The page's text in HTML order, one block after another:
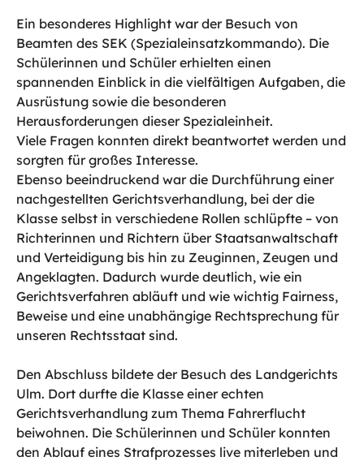
Ein besonderes Highlight war der Besuch von
Beamten des SEK (Spezialeinsatzkommando). Die
Schülerinnen und Schüler erhielten einen
spannenden Einblick in die vielfältigen Aufgaben, die
Ausrüstung sowie die besonderen
Herausforderungen dieser Spezialeinheit.
Viele Fragen konnten direkt beantwortet werden und
sorgten für großes Interesse.
Ebenso beeindruckend war die Durchführung einer
nachgestellten Gerichtsverhandlung, bei der die
Klasse selbst in verschiedene Rollen schlüpfte – von
Richterinnen und Richtern über Staatsanwaltschaft
und Verteidigung bis hin zu Zeuginnen, Zeugen und
Angeklagten. Dadurch wurde deutlich, wie ein
Gerichtsverfahren abläuft und wie wichtig Fairness,
Beweise und eine unabhängige Rechtsprechung für
unseren Rechtsstaat sind.
Den Abschluss bildete der Besuch des Landgerichts
Ulm. Dort durfte die Klasse einer echten
Gerichtsverhandlung zum Thema Fahrerflucht
beiwohnen. Die Schülerinnen und Schüler konnten
den Ablauf eines Strafprozesses live miterleben und